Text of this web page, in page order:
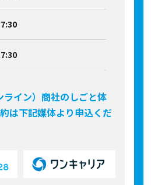
イン）商社のしごと体
は下記媒体より申込くだ